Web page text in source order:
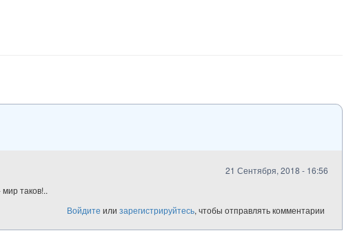
21 Сентября, 2018 - 16:56
таков!..
Войдите или зарегистрируйтесь, чтобы отправлять комментарии